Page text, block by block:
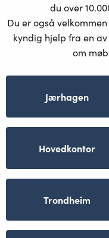
du over
Du er også
kyndig hjelp fra en
om
Jærhagen
Hovedkontor
Trondheim